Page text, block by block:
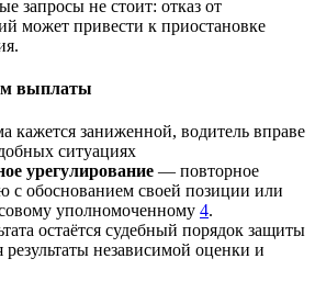
запросы не стоит: отказ от
может привести к приостановке
выплаты
кажется заниженной, водитель вправе
ситуациях
урегулирование — повторное
с обоснованием своей позиции или
уполномоченному 4.
остаётся судебный порядок защиты
независимой оценки и